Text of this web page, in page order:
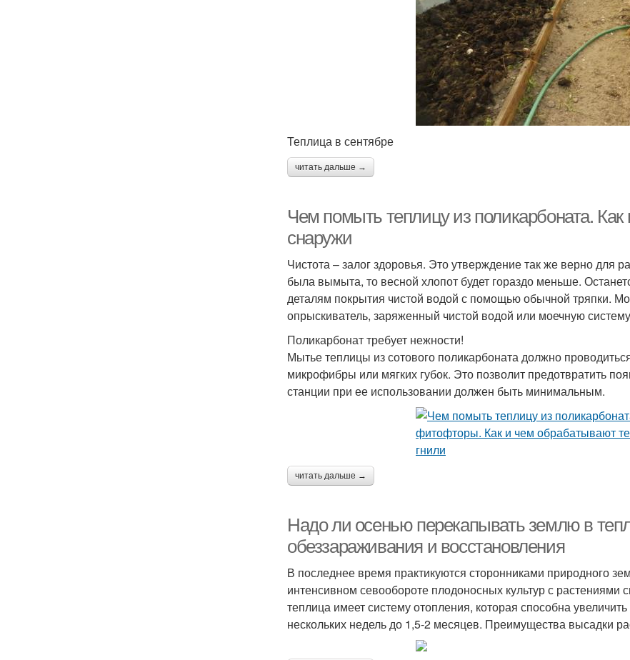
Теплица в сентябре
читать дальше →
Чем помыть теплицу из поликарбоната.
снаружи
Чистота – залог здоровья. Это утверждение так же верно для
была вымыта, то весной хлопот будет гораздо меньше.
деталям покрытия чистой водой с помощью обычной тряпки.
опрыскиватель, заряженный чистой водой или моечную
Поликарбонат требует нежности!
Мытье теплицы из сотового поликарбоната должно
микрофибры или мягких губок. Это позволит предотвратить
станции при ее использовании должен быть минимальным.
читать дальше →
Надо ли осенью перекапывать землю в
обеззараживания и восстановления
В последнее время практикуются сторонниками природного
интенсивном севообороте плодоносных культур с
теплица имеет систему отопления, которая способна
нескольких недель до 1,5-2 месяцев. Преимущества высадки